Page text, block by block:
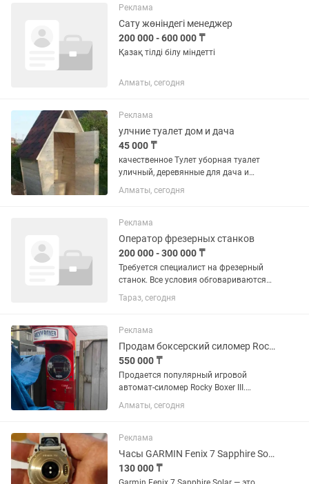
одной царапинки...
Реклама
Сату жөніндегі менеджер
200 000 - 600 000 ₸
Қазақ тілді білу міндетті
Алматы, сегодня
Реклама
улчние туалет дом и дача
45 000 ₸
качественное Тулет уборная туалет
уличный, деревянные для дача и
коттеджи. можете сами выбрать в
каком дизайне хотите данный туалет и
классический мы гарантируем
качество
Алматы, сегодня
Реклама
Оператор фрезерных станков
200 000 - 300 000 ₸
Требуется специалист на фрезерный
станок. Все условия обговариваются
на собеседовании
Тараз, сегодня
Реклама
Продам боксерский силомер Rocky Boxer III
550 000 ₸
Продается популярный игровой
автомат-силомер Rocky Boxer III.
Отлично подходит для установки в
торговых центрах, развлекательных
Алматы, сегодня
Реклама
Часы GARMIN Fenix 7 Sapphire Solar
130 000 ₸